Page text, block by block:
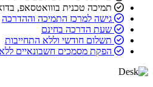
תמיכה טכנית בווואטסאפ,
גישה למרכז התמיכה וההדרכה
שעת הדרכה בחינם
תשלום חודשי וללא התחייבות
הפקת מסמכים חשבונאיים